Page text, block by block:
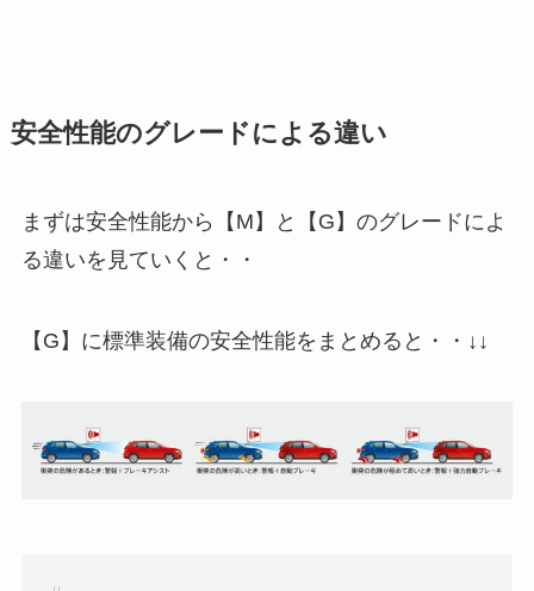
安全性能のグレードによる違い
まずは安全性能から【M】と【G】のグレードによ
る違いを見ていくと・・
【G】に標準装備の安全性能をまとめると・・↓↓